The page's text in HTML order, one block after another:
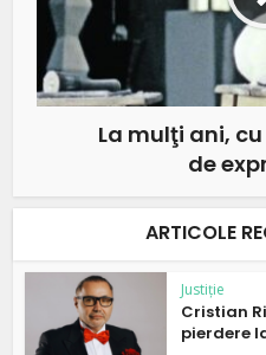
La mulţi ani,
de
ARTICOLE
Justiție
Cristian
pierdere